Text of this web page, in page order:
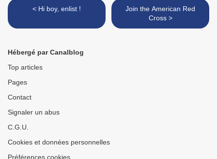
< Hi boy, enlist !
Join the American Red
Cross >
Hébergé par Canalblog
Top articles
Pages
Contact
Signaler un abus
C.G.U.
Cookies et données personnelles
Préférences cookies